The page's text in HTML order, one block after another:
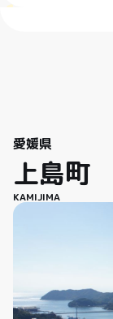
愛媛県
上島町
KAMIJIMA